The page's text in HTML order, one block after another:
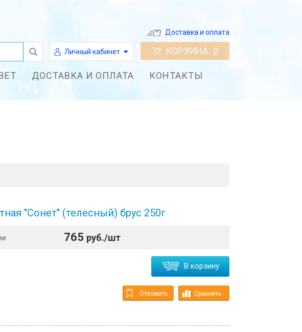
Доставка и оплата
Личный кабинет КОРЗИНА 0
ДОСТАВКА И ОПЛАТА КОНТАКТЫ
"Сонет" (телесный) брус 250г
765 руб./шт
В корзину
Отложить Сравнить